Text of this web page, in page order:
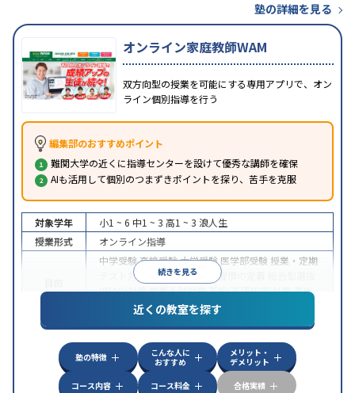
塾の詳細を見る
オンライン家庭教師WAM
双方向型の授業を可能にする専用アプリで、オン
ライン個別指導を行う
編集部のおすすめポイント
難関大学の近くに指導センターを設けて優秀な講師を確保
AIも活用して個別のつまずきポイントを探り、苦手を克服
続きを見る
対象学年 小1 ~ 6 中1 ~ 3 高1 ~ 3 浪人生
授業形式
オンライン指導
中学受験高校受験大学受験 医学部受験 授業・定期
テスト対策
内申点対策 学習習慣の定着
(旧AO)対策推薦入試対策英検(英語検定)対策漢検
(漢字検定)対策
中高一貫校生に対応成績保証制度あり授業の振替
可能不登校生に対応学習にPC・タブレットを利用
オンライン対応1科目から受講可能
近くの教室を探す
塾の特徴
こんな人に
おすすめ
メリット・
デメリット
コース内容
コース料金 合格実績